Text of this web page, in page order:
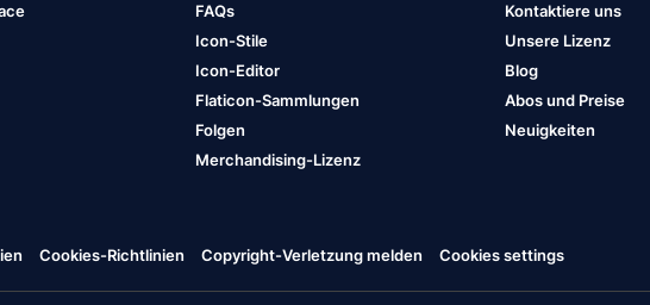
FAQs
Icon-Stile
Icon-Editor
Flaticon-Sammlungen
Folgen
Merchandising-Lizenz
Kontaktiere uns
Unsere Lizenz
Blog
Abos und Preise
Neuigkeiten
Cookies-Richtlinien Copyright-Verletzung melden Cookies settings